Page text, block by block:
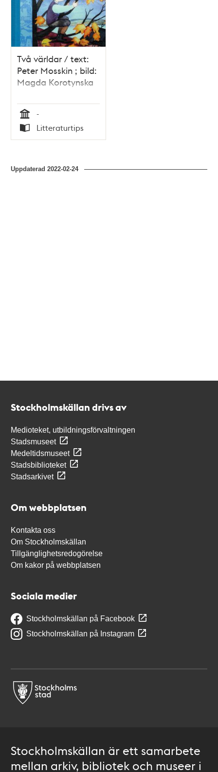
Två världar / text:
Peter Mosskin ; bild:
Magda Korotynska
Tid
-
Typ
Litteraturtips
Uppdaterad2022-02-24
Stockholmskällan drivs av
Medioteket, utbildningsförvaltningen
Stadsmuseet
Medeltidsmuseet
Stadsbiblioteket
Stadsarkivet
Om webbplatsen
Kontakta oss
Om Stockholmskällan
Tillgänglighetsredogörelse
Om kakor på webbplatsen
Sociala medier
Stockholmskällan på Facebook
Stockholmskällan på Instagram
Stockholmskällan är ett samarbete
mellan arkiv, bibliotek och museer i